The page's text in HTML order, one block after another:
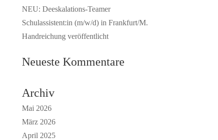
NEU: Deeskalations-Teamer
Schulassistent:in (m/w/d) in Frankfurt/M.
Handreichung veröffentlicht
Neueste Kommentare
Archiv
Mai 2026
März 2026
April 2025